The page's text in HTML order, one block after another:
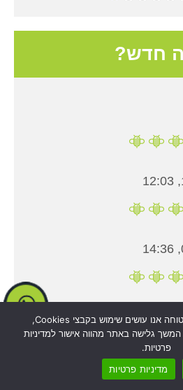
חדש?
לשם חוויית שימוש נוחה ובטוחה אנו עושים שימוש בקבצי Cookies,
המשך גלישה באתר מהווה אישור למדיניות
פרטיות.
מדיניות פרטיות